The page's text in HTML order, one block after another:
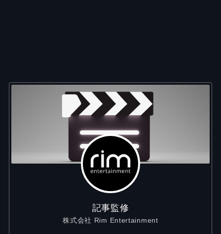
記事監修
株式会社 Rim Entertainment